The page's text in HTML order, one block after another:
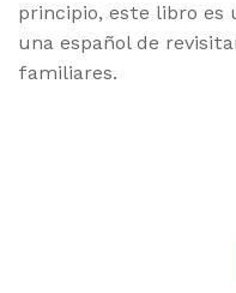
principio, este libro es
una español de
familiares.